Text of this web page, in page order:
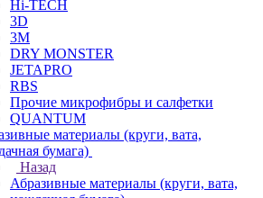
Hi-TECH
3D
3М
DRY MONSTER
JETAPRO
RBS
Прочие микрофибры и салфетки
QUANTUM
материалы (круги, вата,
бумага)
Назад
Абразивные материалы (круги, вата,